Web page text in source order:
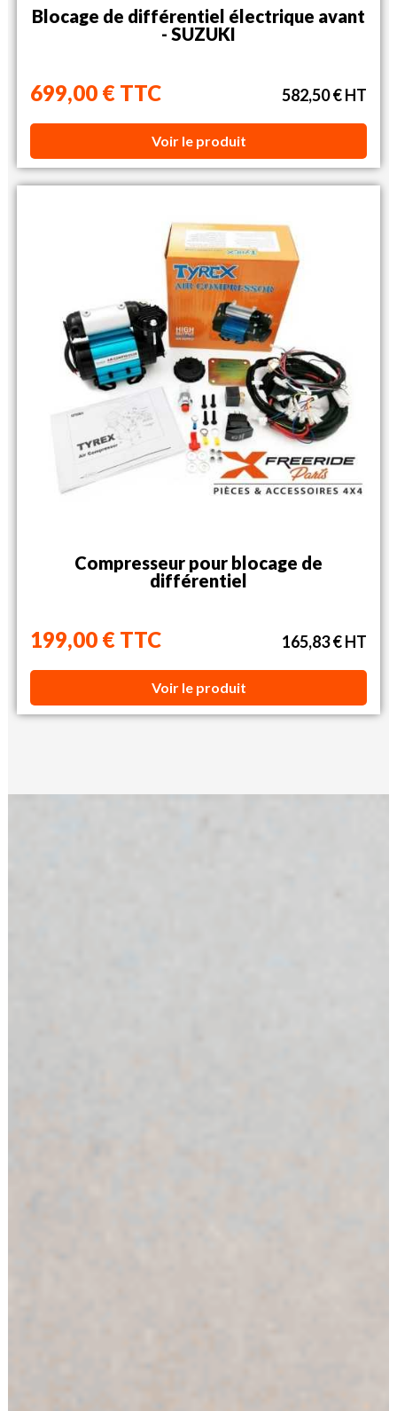
Blocage de différentiel électrique avant
- SUZUKI
699,00 € TTC 582,50 € HT
Voir le produit
Compresseur pour blocage de
différentiel
199,00 € TTC 165,83 € HT
Voir le produit